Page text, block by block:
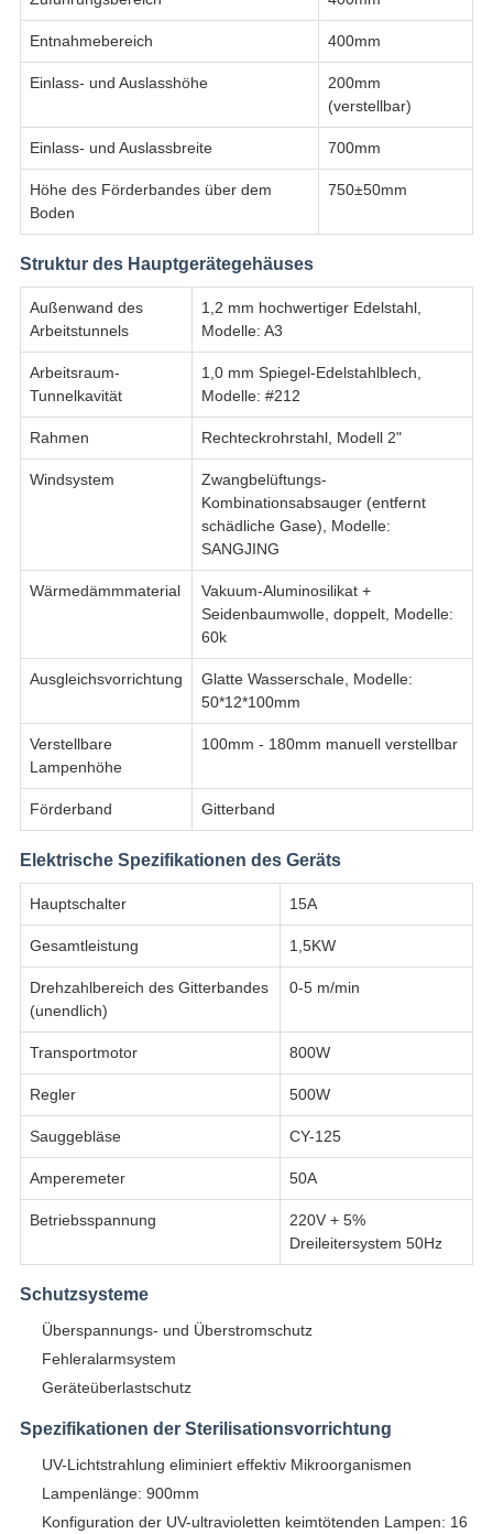
Entnahmebereich 400mm
Einlass- und Auslasshöhe
200mm
(verstellbar)
Einlass- und Auslassbreite 700mm
Höhe des Förderbandes über dem
Boden
750±50mm
Struktur des Hauptgerätegehäuses
Außenwand des
Arbeitstunnels
1,2 mm hochwertiger Edelstahl,
Modelle: A3
Arbeitsraum-
Tunnelkavität
1,0 mm Spiegel-Edelstahlblech,
Modelle: #212
Rahmen Rechteckrohrstahl, Modell 2"
Windsystem
Zwangbelüftungs-
Kombinationsabsauger (entfernt
schädliche Gase), Modelle:
SANGJING
Wärmedämmmaterial
Vakuum-Aluminosilikat +
Seidenbaumwolle, doppelt, Modelle:
60k
Ausgleichsvorrichtung
Glatte Wasserschale, Modelle:
50*12*100mm
Verstellbare
Lampenhöhe
100mm - 180mm manuell verstellbar
Förderband Gitterband
Elektrische Spezifikationen des Geräts
Hauptschalter 15A
Gesamtleistung 1,5KW
Drehzahlbereich des Gitterbandes
(unendlich)
0-5 m/min
Transportmotor 800W
Regler 500W
Sauggebläse CY-125
Amperemeter 50A
Betriebsspannung
220V + 5%
Dreileitersystem 50Hz
Schutzsysteme
Überspannungs- und Überstromschutz
Fehleralarmsystem
Geräteüberlastschutz
Spezifikationen der Sterilisationsvorrichtung
UV-Lichtstrahlung eliminiert effektiv Mikroorganismen
Lampenlänge: 900mm
Konfiguration der UV-ultravioletten keimtötenden Lampen: 16